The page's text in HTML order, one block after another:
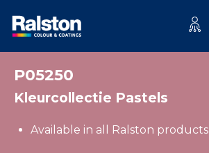
P05250
Kleurcollectie Pastels
Available in all Ralston products